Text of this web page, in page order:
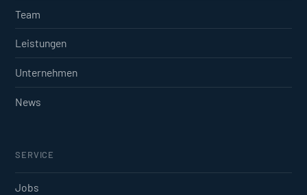
Team
Leistungen
Unternehmen
News
SERVICE
Jobs